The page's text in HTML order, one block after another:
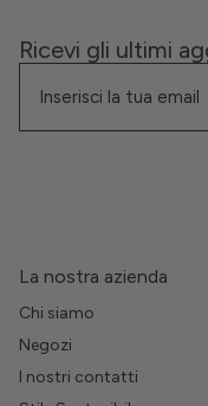
Ricevi gli ultimi
La nostra azienda
Chi siamo
Negozi
I nostri contatti